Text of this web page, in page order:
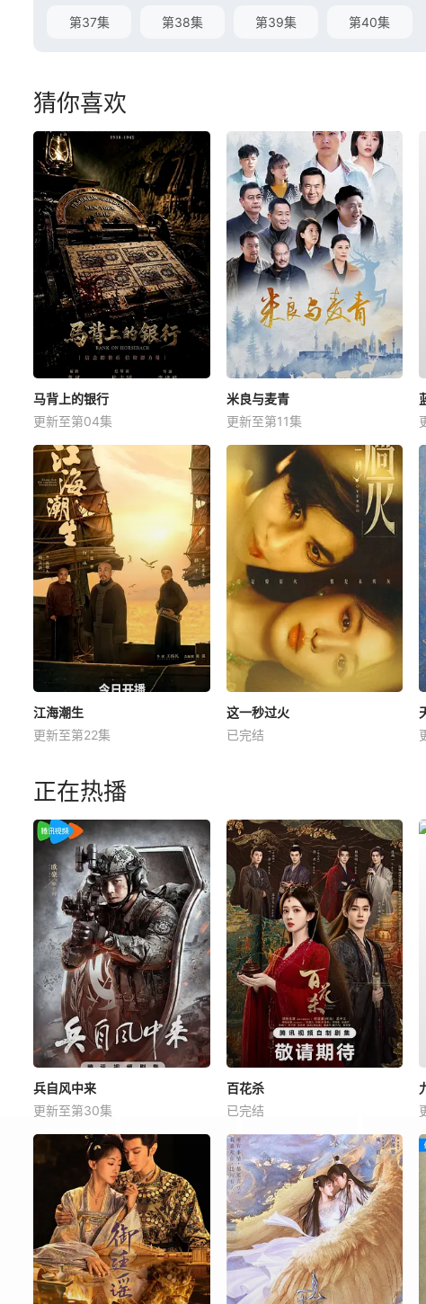
第37集 第38集 第39集 第40集
猜你喜欢
马背上的银行
更新至第04集
米良与麦青
更新至第11集
江海潮生
更新至第22集
这一秒过火
已完结
正在热播
兵自风中来
更新至第30集
百花杀
已完结